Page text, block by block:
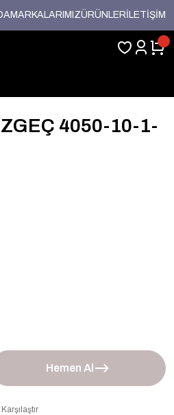
MARKALARIMIZÜRÜNLERİLETİŞİM
4050-10-1-
Hemen Al
Karşılaştır